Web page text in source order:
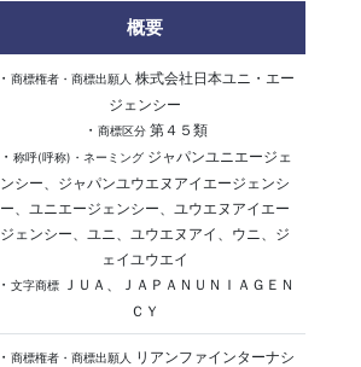
概要
・ 商標権者・商標出願人 株式会社日本ユニ・エー
ジェンシー
・ 商標区分第４５類
・ 称呼(呼称)・ネーミングジャパンユニエージェ
ンシー、ジャパンユウエヌアイエージェンシ
ー、ユニエージェンシー、ユウエヌアイエー
ジェンシー、ユニ、ユウエヌアイ、ウニ、ジ
ェイユウエイ
・ 文字商標ＪＵＡ、ＪＡＰＡＮＵＮＩＡＧＥＮ
ＣＹ
・ 商標権者・商標出願人
リアンファインターナシ